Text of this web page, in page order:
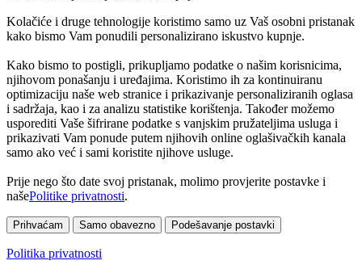
Kolačiće i druge tehnologije koristimo samo uz Vaš osobni pristanak
kako bismo Vam ponudili personalizirano iskustvo kupnje.
Kako bismo to postigli, prikupljamo podatke o našim korisnicima,
njihovom ponašanju i uređajima. Koristimo ih za kontinuiranu
optimizaciju naše web stranice i prikazivanje personaliziranih oglasa
i sadržaja, kao i za analizu statistike korištenja. Također možemo
usporediti Vaše šifrirane podatke s vanjskim pružateljima usluga i
prikazivati Vam ponude putem njihovih online oglašivačkih kanala
samo ako već i sami koristite njihove usluge.
Prije nego što date svoj pristanak, molimo provjerite postavke i
našePolitike privatnosti.
Prihvaćam Samo obavezno Podešavanje postavki
Politika privatnosti